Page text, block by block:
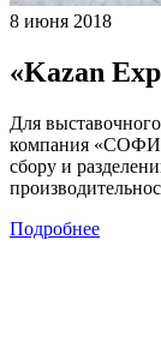
8 июня 2018
«Kazan
Для
компания
сбору и
Подробнее